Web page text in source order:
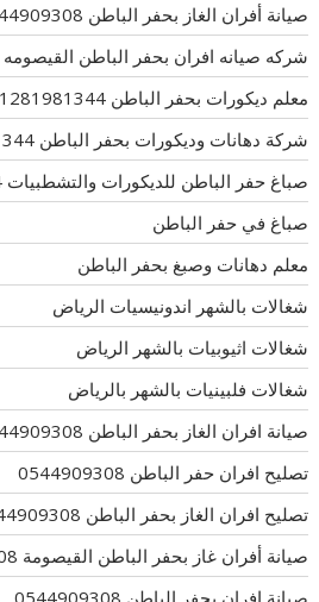
صيانة أفران الغاز بحفر الباطن 0544909308
شركه صيانه افران بحفر الباطن القيصومه 0544909308
معلم ديكورات بحفر الباطن 00201281981344
شركة دهانات وديكورات بحفر الباطن 00201281981344
صباغ حفر الباطن للديكورات والتشطبيات 00201281981344
صباغ في حفر الباطن
معلم دهانات وصبغ بحفر الباطن
شغالات بالشهر اندونيسيات الرياض
شغالات اثيوبيات بالشهر الرياض
شغالات فلبينيات بالشهر بالرياض
صيانة افران الغاز بحفر الباطن 0544909308
تصليح افران حفر الباطن 0544909308
تصليح افران الغاز بحفر الباطن 0544909308
صيانة أفران غاز بحفر الباطن القيصومة 0544909308
صيانة افران بحفر الباطن 0544909308